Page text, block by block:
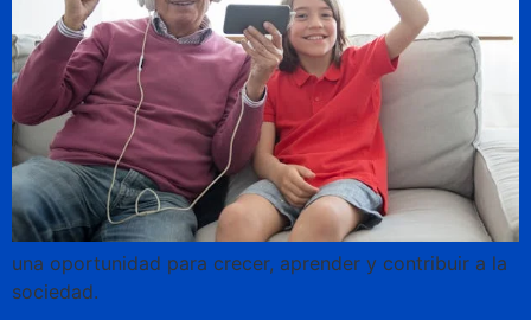
una oportunidad para crecer, aprender y contribuir a la
sociedad.